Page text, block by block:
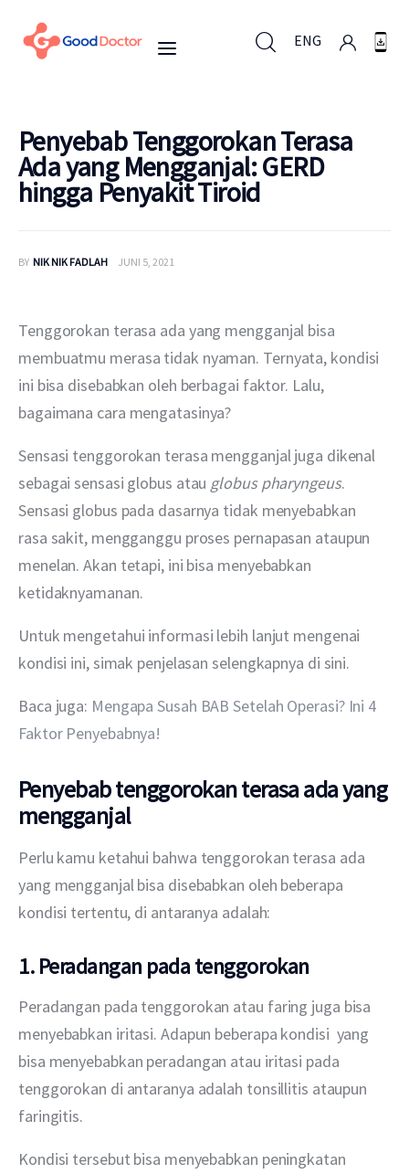
ENG
ENG
Untuk Bisnis
Layanan
Penyebab Tenggorokan Terasa
Ada yang Mengganjal: GERD
hingga Penyakit Tiroid
BY NIK NIK FADLAH JUNI 5, 2021
Tenggorokan terasa ada yang mengganjal bisa
membuatmu merasa tidak nyaman. Ternyata, kondisi
ini bisa disebabkan oleh berbagai faktor. Lalu,
bagaimana cara mengatasinya?
Sensasi tenggorokan terasa mengganjal juga dikenal
sebagai sensasi globus atau globus pharyngeus.
Sensasi globus pada dasarnya tidak menyebabkan
rasa sakit, mengganggu proses pernapasan ataupun
menelan. Akan tetapi, ini bisa menyebabkan
ketidaknyamanan.
Untuk mengetahui informasi lebih lanjut mengenai
kondisi ini, simak penjelasan selengkapnya di sini.
Baca juga: Mengapa Susah BAB Setelah Operasi? Ini 4
Faktor Penyebabnya!
Penyebab tenggorokan terasa ada yang
mengganjal
Perlu kamu ketahui bahwa tenggorokan terasa ada
yang mengganjal bisa disebabkan oleh beberapa
kondisi tertentu, di antaranya adalah:
1. Peradangan pada tenggorokan
Peradangan pada tenggorokan atau faring juga bisa
menyebabkan iritasi. Adapun beberapa kondisi  yang
bisa menyebabkan peradangan atau iritasi pada
tenggorokan di antaranya adalah tonsillitis ataupun
faringitis.
Kondisi tersebut bisa menyebabkan peningkatan